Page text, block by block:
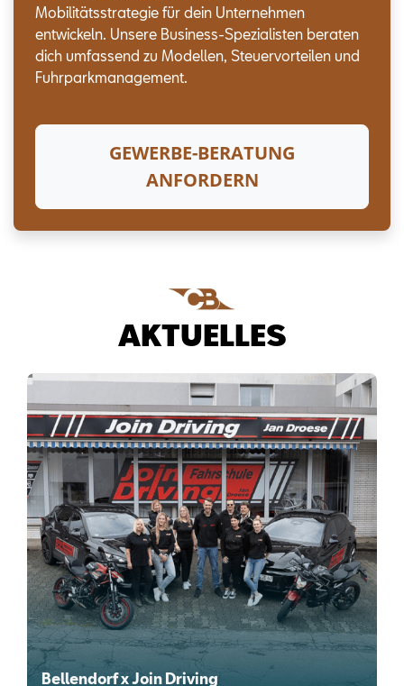
Mobilitätsstrategie für dein Unternehmen
entwickeln. Unsere Business-Spezialisten beraten
dich umfassend zu Modellen, Steuervorteilen und
Fuhrparkmanagement.
GEWERBE-BERATUNG
ANFORDERN
AKTUELLES
Bellendorf x Join Driving